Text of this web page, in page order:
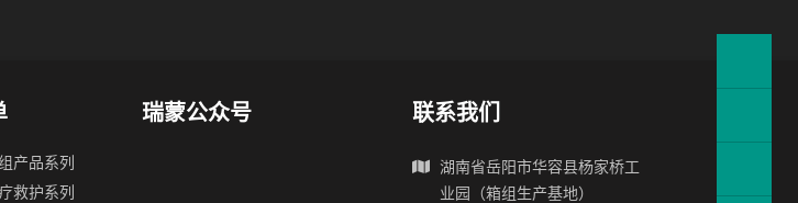
产品系列
救护系列
瑞蒙公众号 联系我们
湖南省岳阳市华容县杨家桥工
业园（箱组生产基地）